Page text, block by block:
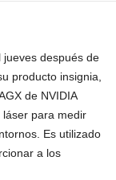
jueves después de
producto insignia,
de NVIDIA
láser para medir
Es utilizado
a los